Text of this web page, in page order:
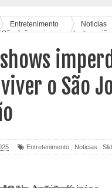
Entretenimento Noticias
São João mais animado da região
o São
Entretenimento Noticias